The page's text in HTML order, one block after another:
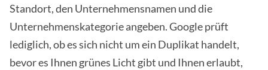
Standort, den Unternehmensnamen und die
Unternehmenskategorie angeben. Google prüft
lediglich, ob es sich nicht um ein Duplikat handelt,
bevor es Ihnen grünes Licht gibt und Ihnen erlaubt,